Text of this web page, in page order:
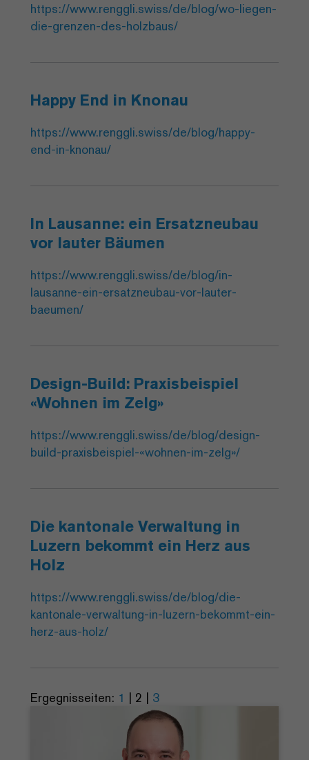
https://www.renggli.swiss/de/blog/wo-liegen-
die-grenzen-des-holzbaus/
Happy End in Knonau
https://www.renggli.swiss/de/blog/happy-
end-in-knonau/
In Lausanne: ein Ersatzneubau
vor lauter Bäumen
https://www.renggli.swiss/de/blog/in-
lausanne-ein-ersatzneubau-vor-lauter-
baeumen/
Design-Build: Praxisbeispiel
«Wohnen im Zelg»
https://www.renggli.swiss/de/blog/design-
build-praxisbeispiel-«wohnen-im-zelg»/
Die kantonale Verwaltung in
Luzern bekommt ein Herz aus
Holz
https://www.renggli.swiss/de/blog/die-
kantonale-verwaltung-in-luzern-bekommt-ein-
herz-aus-holz/
Ergegnisseiten: 1 | 2 | 3